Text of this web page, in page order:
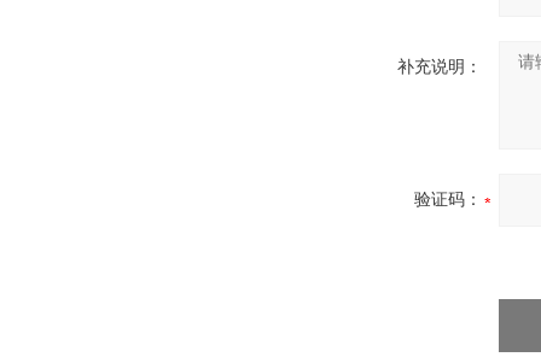
补充说明：
验证码：